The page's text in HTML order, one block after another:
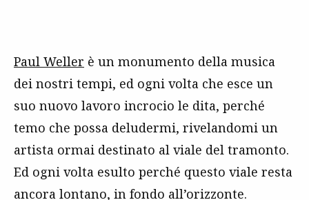
Paul Weller è un monumento della musica
dei nostri tempi, ed ogni volta che esce un
suo nuovo lavoro incrocio le dita, perché
temo che possa deludermi, rivelandomi un
artista ormai destinato al viale del tramonto.
Ed ogni volta esulto perché questo viale resta
ancora lontano, in fondo all’orizzonte.